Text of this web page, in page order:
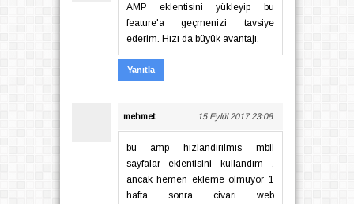
AMP eklentisini yükleyip bu
feature'a geçmenizi tavsiye
ederim. Hızı da büyük avantajı.
Yanıtla
mehmet 15 Eylül 2017 23:08
bu amp hızlandırılmıs mbil
sayfalar eklentisini kullandım .
ancak hemen ekleme olmuyor 1
hafta sonra civarı web